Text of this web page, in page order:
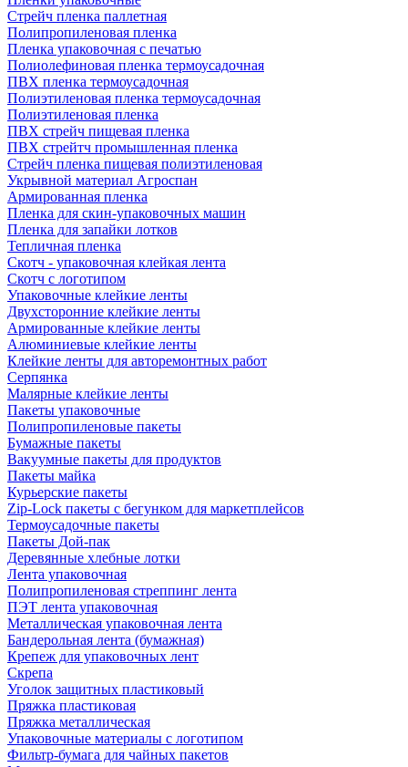
Стрейч пленка паллетная
Полипропиленовая пленка
Пленка упаковочная с печатью
Полиолефиновая пленка термоусадочная
ПВХ пленка термоусадочная
Полиэтиленовая пленка термоусадочная
Полиэтиленовая пленка
ПВХ стрейч пищевая пленка
ПВХ стрейтч промышленная пленка
Стрейч пленка пищевая полиэтиленовая
Укрывной материал Агроспан
Армированная пленка
Пленка для скин-упаковочных машин
Пленка для запайки лотков
Тепличная пленка
Скотч - упаковочная клейкая лента
Скотч с логотипом
Упаковочные клейкие ленты
Двухсторонние клейкие ленты
Армированные клейкие ленты
Алюминиевые клейкие ленты
Клейкие ленты для авторемонтных работ
Серпянка
Малярные клейкие ленты
Пакеты упаковочные
Полипропиленовые пакеты
Бумажные пакеты
Вакуумные пакеты для продуктов
Пакеты майка
Курьерские пакеты
Zip-Lock пакеты с бегунком для маркетплейсов
Термоусадочные пакеты
Пакеты Дой-пак
Деревянные хлебные лотки
Лента упаковочная
Полипропиленовая стреппинг лента
ПЭТ лента упаковочная
Металлическая упаковочная лента
Бандерольная лента (бумажная)
Крепеж для упаковочных лент
Скрепа
Уголок защитных пластиковый
Пряжка пластиковая
Пряжка металлическая
Упаковочные материалы с логотипом
Фильтр-бумага для чайных пакетов